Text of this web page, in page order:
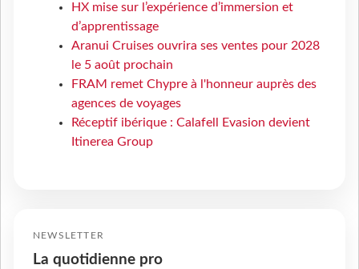
HX mise sur l’expérience d’immersion et
d’apprentissage
Aranui Cruises ouvrira ses ventes pour 2028
le 5 août prochain
FRAM remet Chypre à l'honneur auprès des
agences de voyages
Réceptif ibérique : Calafell Evasion devient
Itinerea Group
NEWSLETTER
La quotidienne pro